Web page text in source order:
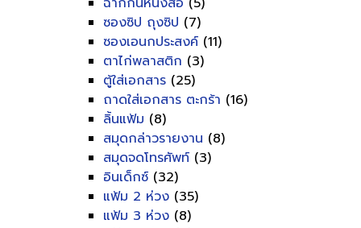
ซองซิป ถุงซิป (7)
ซองเอนกประสงค์ (11)
ตาไก่พลาสติก (3)
ตู้ใส่เอกสาร (25)
ถาดใส่เอกสาร ตะกร้า (16)
ลิ้นแฟ้ม (8)
สมุดกล่าวรายงาน (8)
สมุดจดโทรศัพท์ (3)
อินเด็กซ์ (32)
แฟ้ม 2 ห่วง (35)
แฟ้ม 3 ห่วง (8)